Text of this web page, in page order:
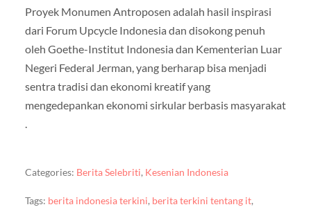
Proyek Monumen Antroposen adalah hasil inspirasi
dari Forum Upcycle Indonesia dan disokong penuh
oleh Goethe-Institut Indonesia dan Kementerian Luar
Negeri Federal Jerman, yang berharap bisa menjadi
sentra tradisi dan ekonomi kreatif yang
mengedepankan ekonomi sirkular berbasis masyarakat
Categories: Berita Selebriti, Kesenian Indonesia
Tags: berita indonesia terkini, berita terkini tentang it,